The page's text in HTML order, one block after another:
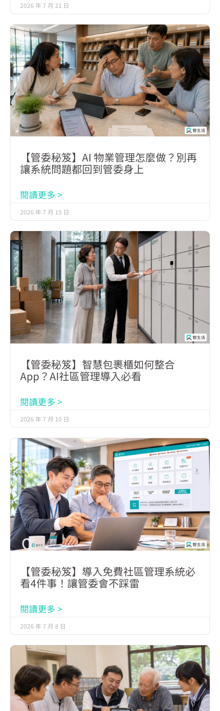
2026 年 7 月 21 日
【管委秘笈】AI 物業管理怎麼做？別再
讓系統問題都回到管委身上
閱讀更多 >
2026 年 7 月 15 日
【管委秘笈】智慧包裹櫃如何整合
App？AI社區管理導入必看
閱讀更多 >
2026 年 7 月 10 日
【管委秘笈】導入免費社區管理系統必
看4件事！讓管委會不踩雷
閱讀更多 >
2026 年 7 月 8 日